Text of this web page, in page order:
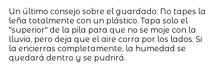
Un último consejo sobre el guardado: No tapes la
leña totalmente con un plástico. Tapa solo el
"superior" de la pila para que no se moje con la
lluvia, pero deja que el aire corra por los lados. Si
la encierras completamente, la humedad se
quedará dentro y se pudrirá.